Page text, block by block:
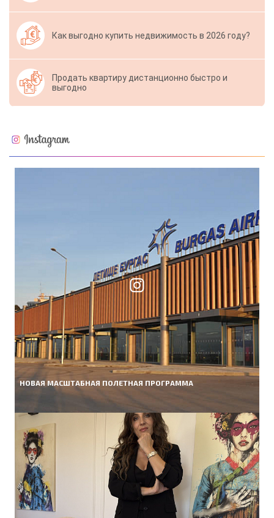
Как выгодно купить недвижимость в 2026 году?
Продать квартиру дистанционно быстро и
выгодно
НОВАЯ МАСШТАБНАЯ ПОЛЕТНАЯ ПРОГРАММА